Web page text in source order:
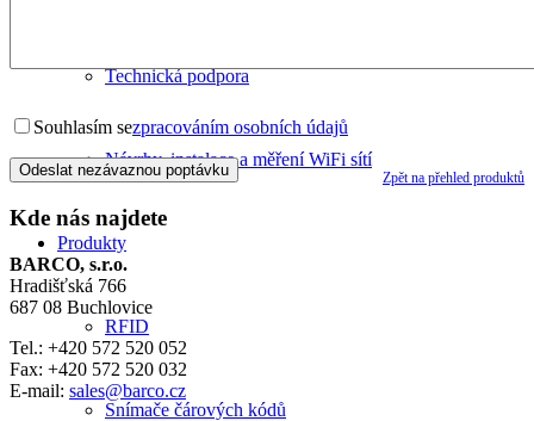
Technická podpora
Návrhy, instalace a měření WiFi sítí
Produkty
RFID
Snímače čárových kódů
Souhlasím sezpracováním osobních údajů
Zpět na přehled produktů
Kde nás najdete
BARCO, s.r.o.
Hradišťská 766
687 08 Buchlovice
Tel.: +420 572 520 052
Fax: +420 572 520 032
E-mail: sales@barco.cz